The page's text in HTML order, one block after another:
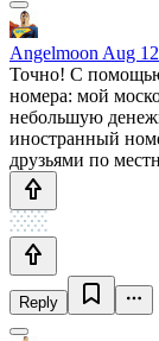
Angelmoon Aug
Точно! С
номера: мой
небольшую
иностранный
друзьями по
Reply